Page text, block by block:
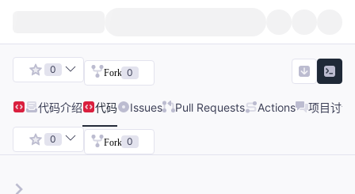
0 Fork 0
代码介绍 代码 Issues Pull Requests Actions 项目讨论
0 Fork 0